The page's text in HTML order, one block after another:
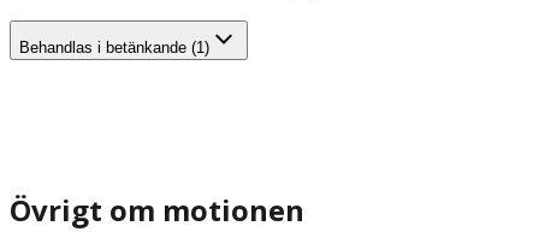
Behandlas i betänkande (1)
Övrigt om motionen